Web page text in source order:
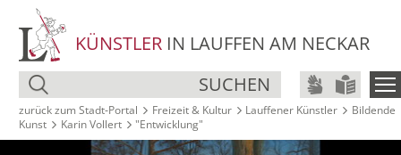
KÜNSTLER IN LAUFFEN AM NECKAR
SUCHEN
zurück zum Stadt‑Portal Freizeit & Kultur Lauffener Künstler
Bildende
Kunst
Karin Vollert "Entwicklung"